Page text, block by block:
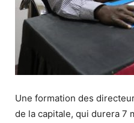
Une formation des
de la capitale, qui durera 7